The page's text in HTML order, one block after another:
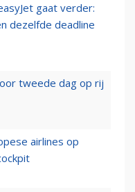
gaat verder:
dezelfde deadline
tweede dag op rij
airlines op